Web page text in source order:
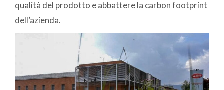
qualità del prodotto e abbattere la carbon footprint
dell’azienda.